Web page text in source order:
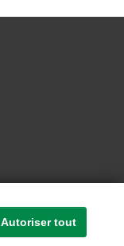
Autoriser tout